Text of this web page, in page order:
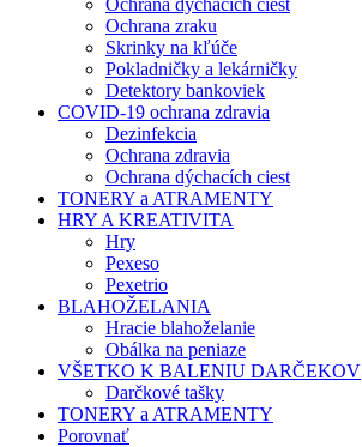
Ochrana dýchacích ciest
Ochrana zraku
Skrinky na kľúče
Pokladničky a lekárničky
Detektory bankoviek
COVID-19 ochrana zdravia
Dezinfekcia
Ochrana zdravia
Ochrana dýchacích ciest
TONERY a ATRAMENTY
HRY A KREATIVITA
Hry
Pexeso
Pexetrio
BLAHOŽELANIA
Hracie blahoželanie
Obálka na peniaze
VŠETKO K BALENIU DARČEKOV
Darčkové tašky
TONERY a ATRAMENTY
Porovnať